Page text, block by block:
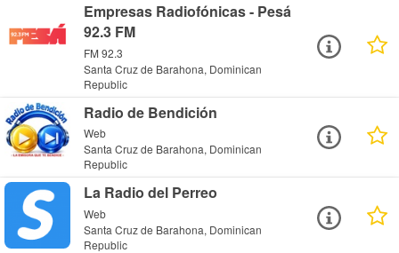
Empresas Radiofónicas - Pesá
92.3 FM
FM 92.3
Santa Cruz de Barahona, Dominican
Republic
Radio de Bendición
Web
Santa Cruz de Barahona, Dominican
Republic
La Radio del Perreo
Web
Santa Cruz de Barahona, Dominican
Republic